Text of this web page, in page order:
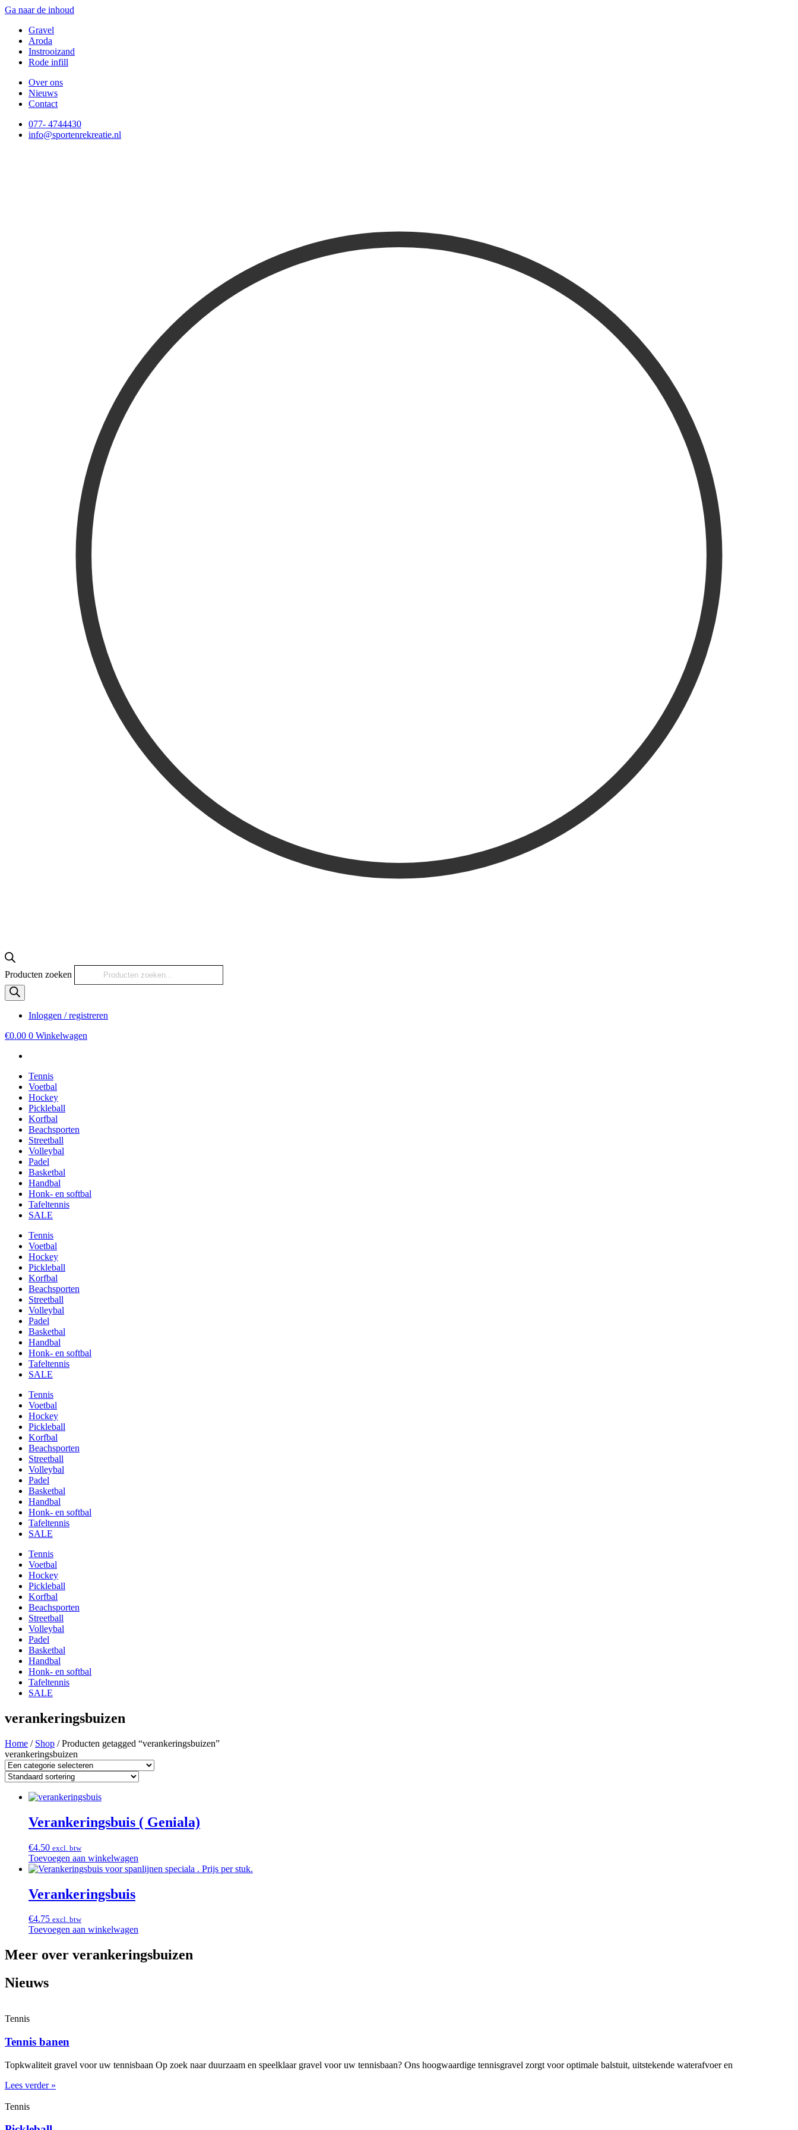
Ga naar de inhoud
Gravel
Aroda
Instrooizand
Rode infill
Over ons
Nieuws
Contact
077- 4744430
info@sportenrekreatie.nl
Producten zoeken
Inloggen / registreren
€0.00 0 Winkelwagen
Tennis
Voetbal
Hockey
Pickleball
Korfbal
Beachsporten
Streetball
Volleybal
Padel
Basketbal
Handbal
Honk- en softbal
Tafeltennis
SALE
Tennis
Voetbal
Hockey
Pickleball
Korfbal
Beachsporten
Streetball
Volleybal
Padel
Basketbal
Handbal
Honk- en softbal
Tafeltennis
SALE
Tennis
Voetbal
Hockey
Pickleball
Korfbal
Beachsporten
Streetball
Volleybal
Padel
Basketbal
Handbal
Honk- en softbal
Tafeltennis
SALE
Tennis
Voetbal
Hockey
Pickleball
Korfbal
Beachsporten
Streetball
Volleybal
Padel
Basketbal
Handbal
Honk- en softbal
Tafeltennis
SALE
verankeringsbuizen
Home / Shop / Producten getagged “verankeringsbuizen”
verankeringsbuizen
Verankeringsbuis ( Geniala)
€4.50 excl. btw
Toevoegen aan winkelwagen
Verankeringsbuis
€4.75 excl. btw
Toevoegen aan winkelwagen
Meer over verankeringsbuizen
Nieuws
Tennis
Tennis banen
Topkwaliteit gravel voor uw tennisbaan Op zoek naar duurzaam en speelklaar gravel voor uw tennisbaan? Ons hoogwaardige tennisgravel zorgt voor optimale balstuit, uitstekende waterafvoer en
Lees verder »
Tennis